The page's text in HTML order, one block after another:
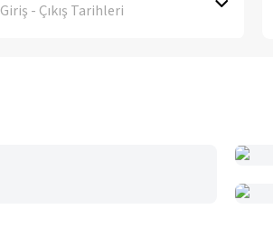
Giriş - Çıkış Tarihleri